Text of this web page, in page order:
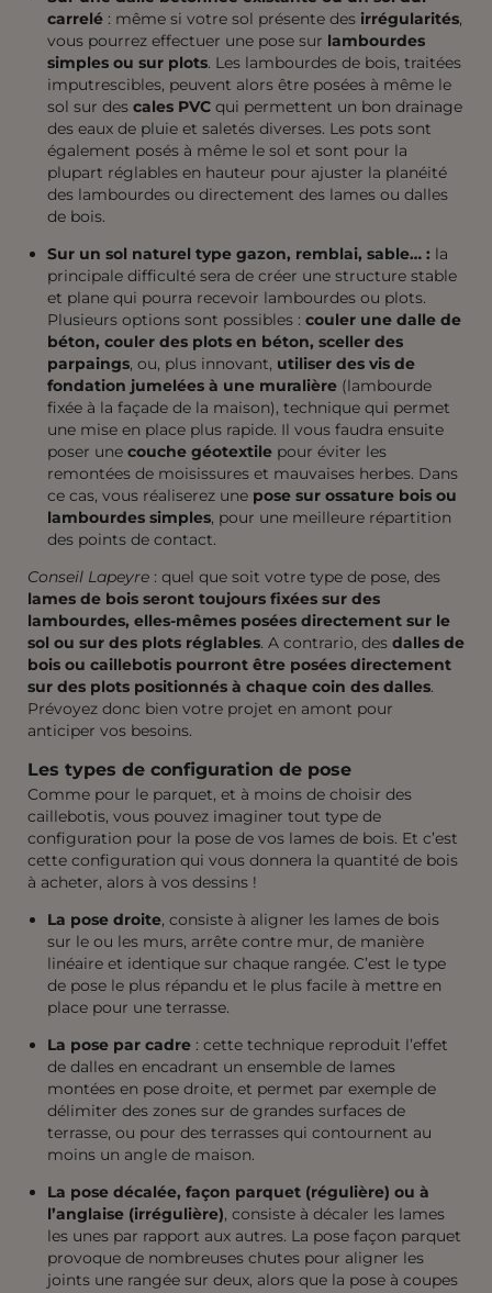
carrelé : même si votre sol présente des irrégularités,
vous pourrez effectuer une pose sur lambourdes
simples ou sur plots. Les lambourdes de bois, traitées
imputrescibles, peuvent alors être posées à même le
sol sur des cales PVC qui permettent un bon drainage
des eaux de pluie et saletés diverses. Les pots sont
également posés à même le sol et sont pour la
plupart réglables en hauteur pour ajuster la planéité
des lambourdes ou directement des lames ou dalles
de bois.
Sur un sol naturel type gazon, remblai, sable… : la
principale difficulté sera de créer une structure stable
et plane qui pourra recevoir lambourdes ou plots.
Plusieurs options sont possibles : couler une dalle de
béton, couler des plots en béton, sceller des
parpaings, ou, plus innovant, utiliser des vis de
fondation jumelées à une muralière (lambourde
fixée à la façade de la maison), technique qui permet
une mise en place plus rapide. Il vous faudra ensuite
poser une couche géotextile pour éviter les
remontées de moisissures et mauvaises herbes. Dans
ce cas, vous réaliserez une pose sur ossature bois ou
lambourdes simples, pour une meilleure répartition
des points de contact.
Conseil Lapeyre : quel que soit votre type de pose, des
lames de bois seront toujours fixées sur des
lambourdes, elles-mêmes posées directement sur le
sol ou sur des plots réglables. A contrario, des dalles de
bois ou caillebotis pourront être posées directement
sur des plots positionnés à chaque coin des dalles.
Prévoyez donc bien votre projet en amont pour
anticiper vos besoins.
Les types de configuration de pose
Comme pour le parquet, et à moins de choisir des
caillebotis, vous pouvez imaginer tout type de
configuration pour la pose de vos lames de bois. Et c’est
cette configuration qui vous donnera la quantité de bois
à acheter, alors à vos dessins !
La pose droite, consiste à aligner les lames de bois
sur le ou les murs, arrête contre mur, de manière
linéaire et identique sur chaque rangée. C’est le type
de pose le plus répandu et le plus facile à mettre en
place pour une terrasse.
La pose par cadre : cette technique reproduit l’effet
de dalles en encadrant un ensemble de lames
montées en pose droite, et permet par exemple de
délimiter des zones sur de grandes surfaces de
terrasse, ou pour des terrasses qui contournent au
moins un angle de maison.
La pose décalée, façon parquet (régulière) ou à
l’anglaise (irrégulière), consiste à décaler les lames
les unes par rapport aux autres. La pose façon parquet
provoque de nombreuses chutes pour aligner les
joints une rangée sur deux, alors que la pose à coupes